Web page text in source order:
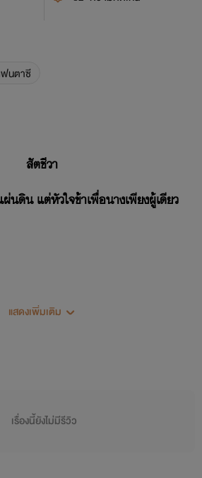
นตาซี
สัตชีวา
นดิน แต่หัวใจข้าเพื่อนางเพียงผู้เดียว
น้อยของแม่หญิงตรงหน้า อารมณ์ขุ่น
แสดงเพิ่มเติม
เรื่องนี้ยังไม่มีรีวิว